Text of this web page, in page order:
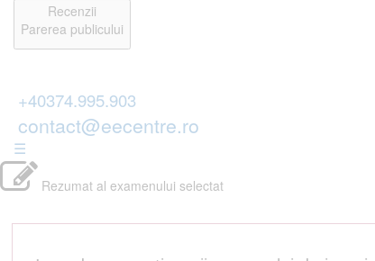
Recenzii
Parerea publicului
+40374.995.903
contact@eecentre.ro
☰
Rezumat al examenului selectat